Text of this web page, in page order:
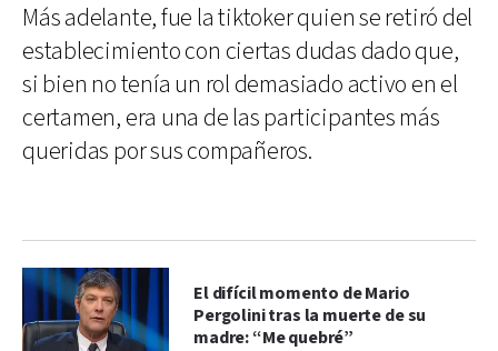
Más adelante, fue la tiktoker quien se retiró del
establecimiento con ciertas dudas dado que,
si bien no tenía un rol demasiado activo en el
certamen, era una de las participantes más
queridas por sus compañeros.
El difícil momento de Mario
Pergolini tras la muerte de su
madre: “Me quebré”